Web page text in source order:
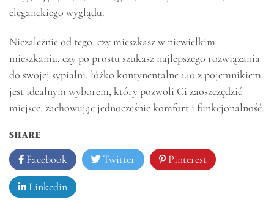
eleganckiego wyglądu.
Niezależnie od tego, czy mieszkasz w niewielkim
mieszkaniu, czy po prostu szukasz najlepszego rozwiązania
do swojej sypialni, łóżko kontynentalne 140 z pojemnikiem
jest idealnym wyborem, który pozwoli Ci zaoszczędzić
miejsce, zachowując jednocześnie komfort i funkcjonalność.
SHARE
Facebook Twitter Pinterest
Linkedin